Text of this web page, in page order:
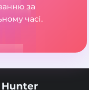
за
часі.
Hunter